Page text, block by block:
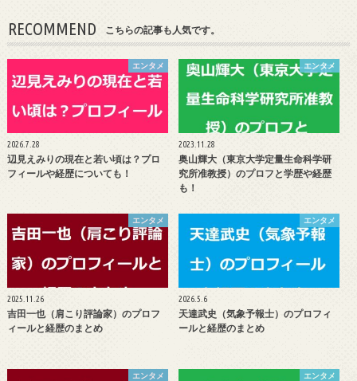
RECOMMEND こちらの記事も人気です。
エンタメ
2026.7.28
辺見えみりの現在と若い頃は？プロ
フィールや経歴についても！
エンタメ
2023.11.28
奥山輝大（東京大学定量生命科学研
究所准教授）のプロフと学歴や経歴
も！
エンタメ
2025.11.26
吉田一也（肩こり評論家）のプロフ
ィールと経歴のまとめ
エンタメ
2026.5.6
天達武史（気象予報士）のプロフィ
ールと経歴のまとめ
エンタメ エンタメ